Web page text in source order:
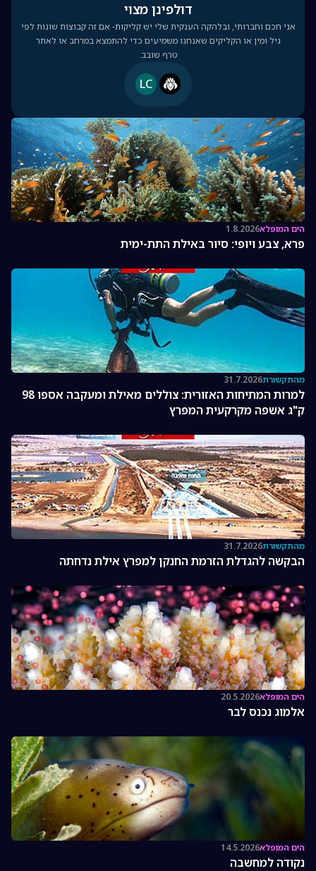
דולפינן מצוי
אני חכם וחברותי, ובלהקה הענקית שלי יש קליקות- אם זה קבוצות שונות לפי
גיל ומין או הקליקים שאנחנו משמיעים כדי להתמצא במרחב או לאתר
טרף שובב.
LC
הים המופלא1.8.2026
פרא, צבע ויופי: סיור באילת התת-ימית
מהתקשורת31.7.2026
למרות המתיחות האזורית: צוללים מאילת ומעקבה אספו 98
ק"ג אשפה מקרקעית המפרץ
מהתקשורת31.7.2026
הבקשה להגדלת הזרמת החנקן למפרץ אילת נדחתה
הים המופלא20.5.2026
אלמוג נכנס לבר
הים המופלא14.5.2026
נקודה למחשבה